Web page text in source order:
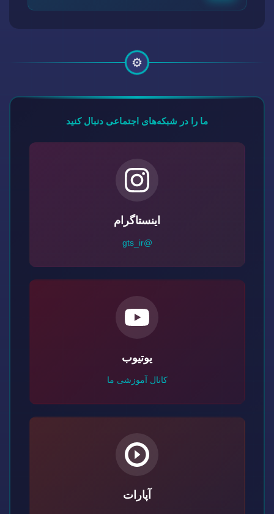
⚙️
ما را در شبکه‌های اجتماعی دنبال کنید
اینستاگرام
@gts_ir
یوتیوب
کانال آموزشی ما
آپارات